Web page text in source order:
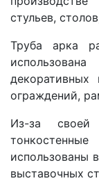
стульев,
Труба арка
декоративных
ограждений,
Из-за
использованы
выставочных